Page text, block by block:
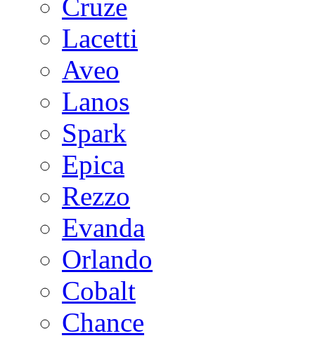
Cruze
Lacetti
Aveo
Lanos
Spark
Epica
Rezzo
Evanda
Orlando
Cobalt
Chance